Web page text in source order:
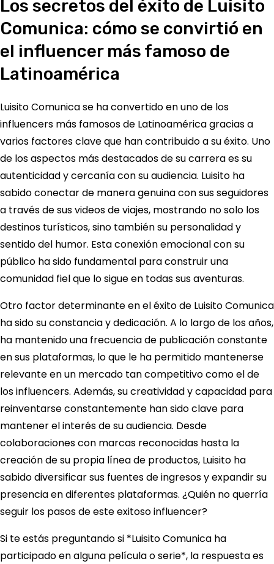
Los secretos del éxito de Luisito
Comunica: cómo se convirtió en
el influencer más famoso de
Latinoamérica
Luisito Comunica se ha convertido en uno de los
influencers más famosos de Latinoamérica gracias a
varios factores clave que han contribuido a su éxito. Uno
de los aspectos más destacados de su carrera es su
autenticidad y cercanía con su audiencia. Luisito ha
sabido conectar de manera genuina con sus seguidores
a través de sus videos de viajes, mostrando no solo los
destinos turísticos, sino también su personalidad y
sentido del humor. Esta conexión emocional con su
público ha sido fundamental para construir una
comunidad fiel que lo sigue en todas sus aventuras.
Otro factor determinante en el éxito de Luisito Comunica
ha sido su constancia y dedicación. A lo largo de los años,
ha mantenido una frecuencia de publicación constante
en sus plataformas, lo que le ha permitido mantenerse
relevante en un mercado tan competitivo como el de
los influencers. Además, su creatividad y capacidad para
reinventarse constantemente han sido clave para
mantener el interés de su audiencia. Desde
colaboraciones con marcas reconocidas hasta la
creación de su propia línea de productos, Luisito ha
sabido diversificar sus fuentes de ingresos y expandir su
presencia en diferentes plataformas. ¿Quién no querría
seguir los pasos de este exitoso influencer?
Si te estás preguntando si *Luisito Comunica ha
participado en alguna película o serie*, la respuesta es